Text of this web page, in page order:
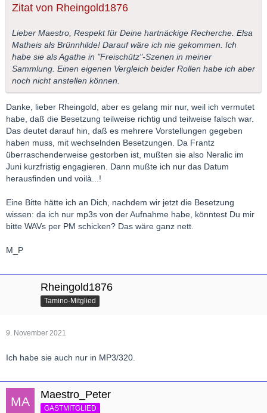
Zitat von Rheingold1876
Lieber Maestro, Respekt für Deine hartnäckige Recherche. Elsa
Matheis als Brünnhilde! Darauf wäre ich nie gekommen. Ich
habe sie als Agathe in "Freischütz"-Szenen in meiner
Sammlung. Einen eigenen Vergleich beider Rollen habe ich aber
noch nicht anstellen können.
Danke, lieber Rheingold, aber es gelang mir nur, weil ich vermutet
habe, daß die Besetzung teilweise richtig und teilweise falsch war.
Das deutet darauf hin, daß es mehrere Vorstellungen gegeben
haben muss, mit wechselnden Besetzungen. Da Frantz
überraschenderweise gestorben ist, mußten sie also Neralic im
Juni kurzfristig engagieren. Dann mußte ich nur das Datum
herausfinden und voilà...!
Eine Bitte hätte ich an Dich, nachdem wir jetzt die Besetzung
wissen: da ich nur mp3s von der Aufnahme habe, könntest Du mir
bitte WAVs per PM schicken? Das wäre ganz nett.
M_P
Rheingold1876
Tamino-Mitglied
9. November 2021
Ich habe sie auch nur in MP3/320.
Maestro_Peter
GASTMITGLIED